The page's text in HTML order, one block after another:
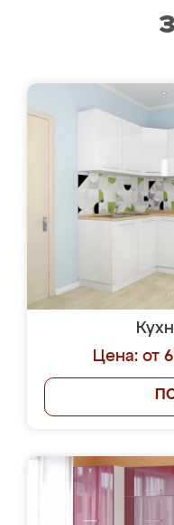
Цена: от